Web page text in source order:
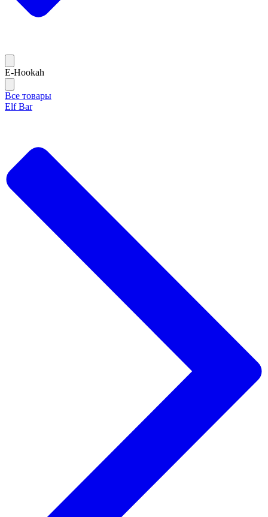
E-Hookah
Все товары
Elf Bar